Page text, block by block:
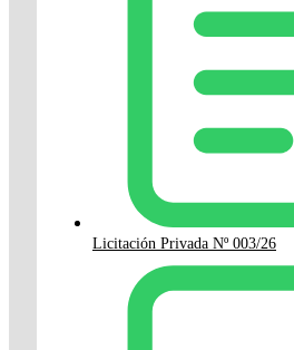
Licitación Privada Nº 003/26